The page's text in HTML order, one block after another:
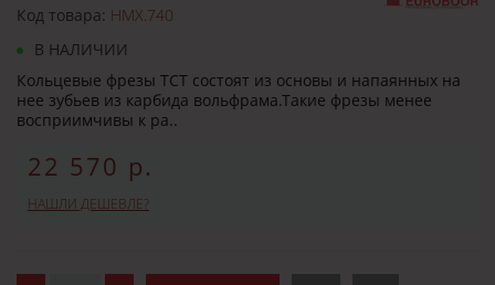
Код товара: HMX.740
В НАЛИЧИИ
Кольцевые фрезы TCT состоят из основы и напаянных на
нее зубьев из карбида вольфрама.Такие фрезы менее
восприимчивы к ра..
22 570 р.
НАШЛИ ДЕШЕВЛЕ?